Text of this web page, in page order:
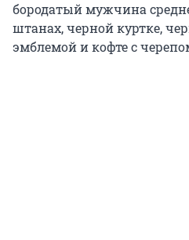
бородатый мужчина
штанах, черной куртке,
эмблемой и кофте с